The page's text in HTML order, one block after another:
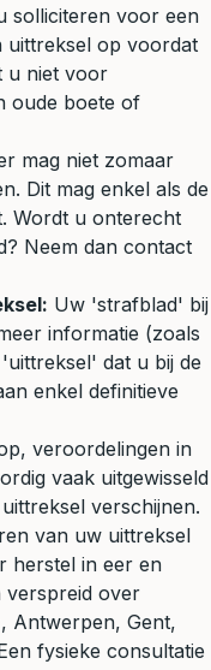
solliciteren voor een
uittreksel op voordat
u niet voor
oude boete of
mag niet zomaar
Dit mag enkel als de
Wordt u onterecht
Neem dan contact
Uw 'strafblad' bij
informatie (zoals
dat u bij de
enkel definitieve
veroordelingen in
vaak uitgewisseld
verschijnen.
van uw uittreksel
herstel in eer en
verspreid over
Antwerpen, Gent,
fysieke consultatie